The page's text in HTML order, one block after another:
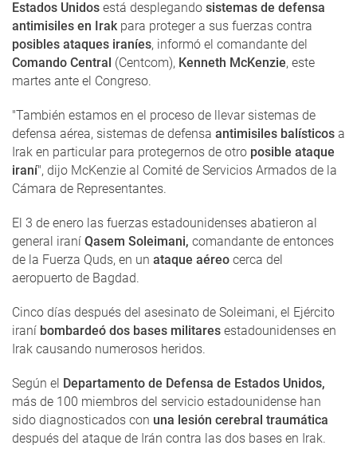
Estados Unidos está desplegando sistemas de defensa
antimisiles en Irakpara proteger a sus fuerzas contra
posibles ataques iraníes, informó el comandante del
Comando Central (Centcom), Kenneth McKenzie, este
martes ante el Congreso.
"También estamos en el proceso de llevar sistemas de
defensa aérea, sistemas de defensa antimisiles balísticos a
Irak en particular para protegernos de otro posible ataque
iraní", dijo McKenzie al Comité de Servicios Armados de la
Cámara de Representantes.
El 3 de enero las fuerzas estadounidenses abatieron al
general iraní Qasem Soleimani, comandante de entonces
de la Fuerza Quds, en un ataque aéreo cerca del
aeropuerto de Bagdad.
Cinco días después del asesinato de Soleimani, el Ejército
iraní bombardeó dos bases militares estadounidenses en
Irak causando numerosos heridos.
Según el Departamento de Defensa de Estados Unidos,
más de 100 miembros del servicio estadounidense han
sido diagnosticados con una lesión cerebral traumática
después del ataque de Irán contra las dos bases en Irak.